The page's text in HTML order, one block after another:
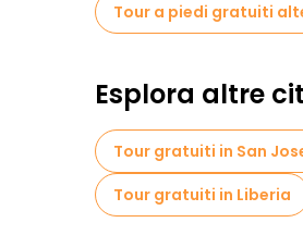
Tour a piedi gratuiti
Esplora altre
Tour gratuiti in San
Tour gratuiti in Liberia